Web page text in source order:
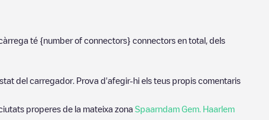
té {number of connectors} connectors en total, dels
del carregador. Prova d'afegir-hi els teus propis comentaris
properes de la mateixa zona Spaarndam Gem. Haarlem